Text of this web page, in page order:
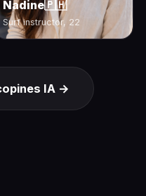
Nadine🇵🇭
Surf instructor, 22
IA →